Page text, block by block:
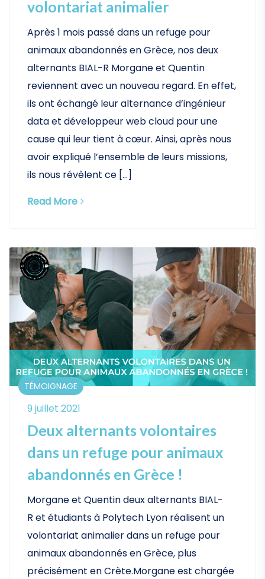
volontariat animalier
Après 1 mois passé dans un refuge pour
animaux abandonnés en Grèce, nos deux
alternants BIAL-R Morgane et Quentin
reviennent avec un nouveau regard. En effet,
ils ont échangé leur alternance d’ingénieur
data et développeur web cloud pour une
cause qui leur tient à cœur. Ainsi, après nous
avoir expliqué l’ensemble de leurs missions,
ils nous révèlent ce […]
Read More
TÉMOIGNAGE
9 juillet 2021
Deux alternants volontaires
dans un refuge pour animaux
abandonnés en Grèce !
Morgane et Quentin deux alternants BIAL-
R et étudiants à Polytech Lyon réalisent un
volontariat animalier dans un refuge pour
animaux abandonnés en Grèce, plus
précisément en Crète.Morgane est chargée